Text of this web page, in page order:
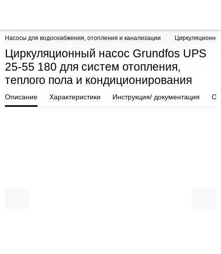
Насосы для водоснабжения, отопления и канализации
Циркуляционный насос Grundfos UPS
25-55 180 для систем отопления,
теплого пола и кондиционирования
Описание Характеристики Инструкция/ документация